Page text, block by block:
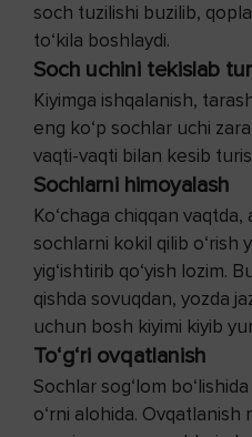
soch tuzilishi buzilib,
to‘kila boshlaydi.
Soch uchini tekislab
Kiyimga ishqalanish,
eng ko‘p sochlar uchi
vaqti-vaqti bilan kesib
Sochlarni himoyalash
Ko‘chaga chiqqan
sochlarni kokil qilib o‘rish
yig‘ishtirib qo‘yish lozim.
qishda sovuqdan, yozda
uchun bosh kiyimi kiyib
To‘g‘ri ovqatlanish
Sochlar sog‘lom
o‘rni alohida.